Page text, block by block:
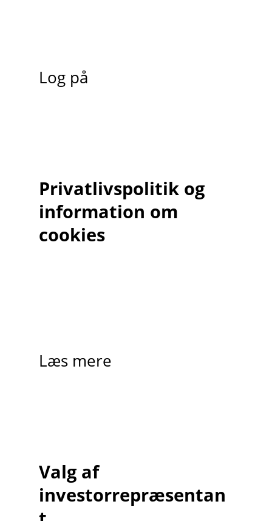
Log på
Privatlivspolitik og
information om
cookies
Læs mere
Valg af
investorrepræsentan